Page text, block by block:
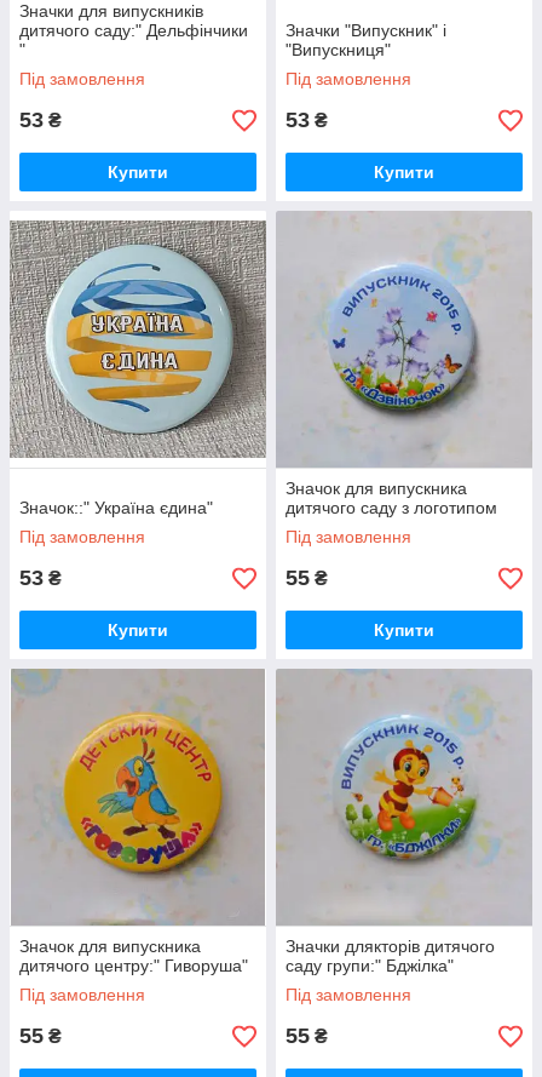
Значки для випускників
дитячого саду:" Дельфінчики
"
Під замовлення
53 ₴
Купити
Значки "Випускник" і
"Випускниця"
Під замовлення
53 ₴
Купити
Значок::" Україна єдина"
Під замовлення
53 ₴
Купити
Значок для випускника
дитячого саду з логотипом
Під замовлення
55 ₴
Купити
Значок для випускника
дитячого центру:" Гиворуша"
Під замовлення
55 ₴
Значки длякторів дитячого
саду групи:" Бджілка"
Під замовлення
55 ₴